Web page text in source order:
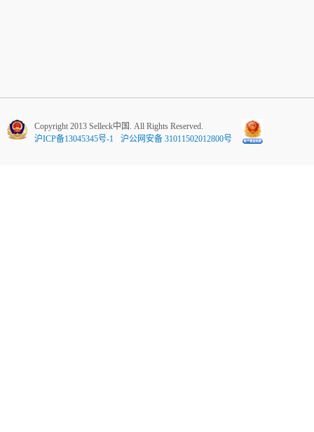
Copyright 2013 Selleck中国. All Rights Reserved.
沪ICP备13045345号-1
沪公网安备 31011502012800号